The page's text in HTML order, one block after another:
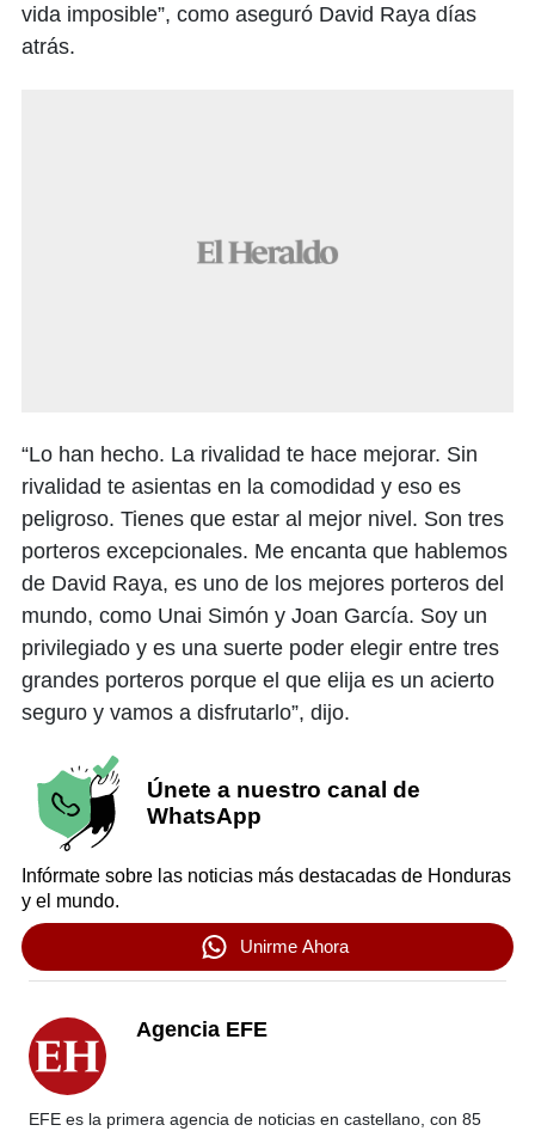
vida imposible”, como aseguró David Raya días
atrás.
“Lo han hecho. La rivalidad te hace mejorar. Sin
rivalidad te asientas en la comodidad y eso es
peligroso. Tienes que estar al mejor nivel. Son tres
porteros excepcionales. Me encanta que hablemos
de David Raya, es uno de los mejores porteros del
mundo, como Unai Simón y Joan García. Soy un
privilegiado y es una suerte poder elegir entre tres
grandes porteros porque el que elija es un acierto
seguro y vamos a disfrutarlo”, dijo.
Únete a nuestro canal de
WhatsApp
Infórmate sobre las noticias más destacadas de Honduras
y el mundo.
Unirme Ahora
Agencia EFE
EFE es la primera agencia de noticias en castellano, con 85